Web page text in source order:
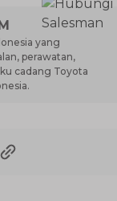
yang
perawatan,
cadang Toyota